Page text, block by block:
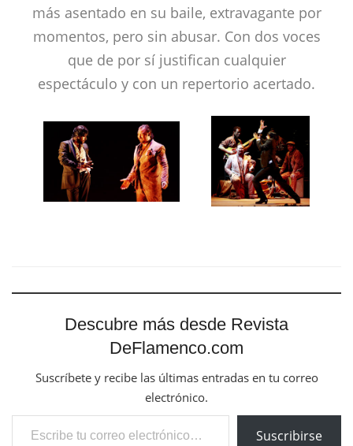
más asentado en su baile, extravagante por
momentos, pero sin abusar. Con dos voces
que de por sí justifican cualquier
espectáculo y con un repertorio acertado.
Descubre más desde Revista
DeFlamenco.com
Suscríbete y recibe las últimas entradas en tu correo
electrónico.
Escribe tu correo electrónico…
Suscribirse